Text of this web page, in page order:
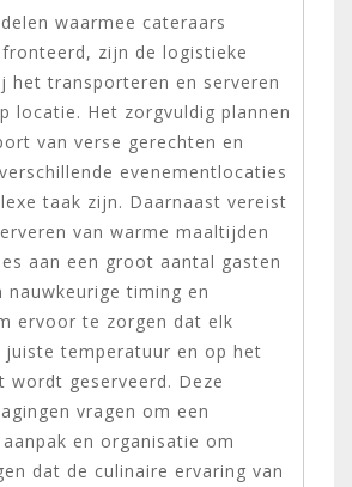
waarmee cateraars
zijn de logistieke
het transporteren en serveren
locatie. Het zorgvuldig plannen
van verse gerechten en
evenementlocaties
taak zijn. Daarnaast vereist
van warme maaltijden
aan een groot aantal gasten
nauwkeurige timing en
ervoor te zorgen dat elk
juiste temperatuur en op het
wordt geserveerd. Deze
vragen om een
en organisatie om
dat de culinaire ervaring van